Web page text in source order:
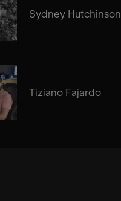
Sydney Hutchinson
Tiziano Fajardo